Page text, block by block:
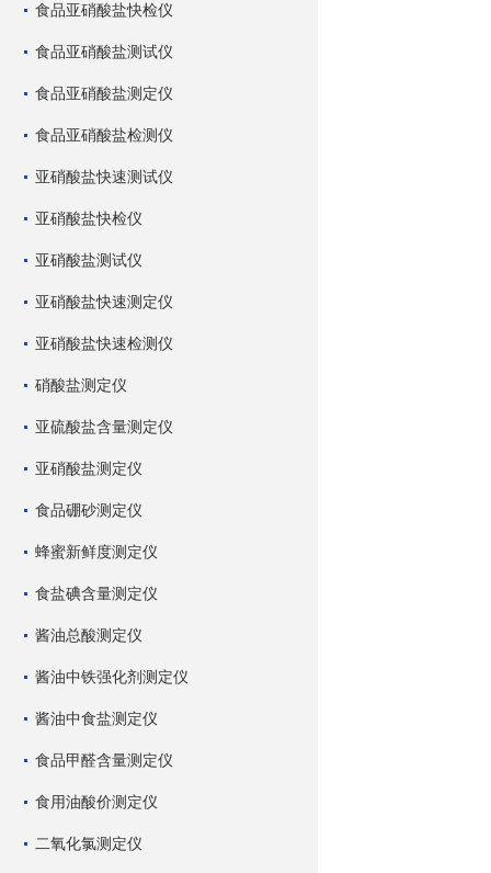
食品亚硝酸盐快检仪
食品亚硝酸盐测试仪
食品亚硝酸盐测定仪
食品亚硝酸盐检测仪
亚硝酸盐快速测试仪
亚硝酸盐快检仪
亚硝酸盐测试仪
亚硝酸盐快速测定仪
亚硝酸盐快速检测仪
硝酸盐测定仪
亚硫酸盐含量测定仪
亚硝酸盐测定仪
食品硼砂测定仪
蜂蜜新鲜度测定仪
食盐碘含量测定仪
酱油总酸测定仪
酱油中铁强化剂测定仪
酱油中食盐测定仪
食品甲醛含量测定仪
食用油酸价测定仪
二氧化氯测定仪